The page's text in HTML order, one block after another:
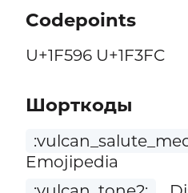
Codepoints
U+1F596 U+1F3FC
Шорткоды
Emojipedia